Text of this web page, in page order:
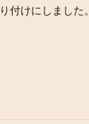
付けにしました。